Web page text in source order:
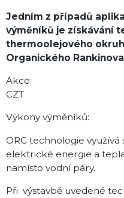
Jedním z případů
výměníků je získávání
thermoolejového
Organického
Akce:
CZT
Výkony výměníků:
ORC technologie
elektrické energie a
namísto vodní páry.
Při výstavbě uvedené